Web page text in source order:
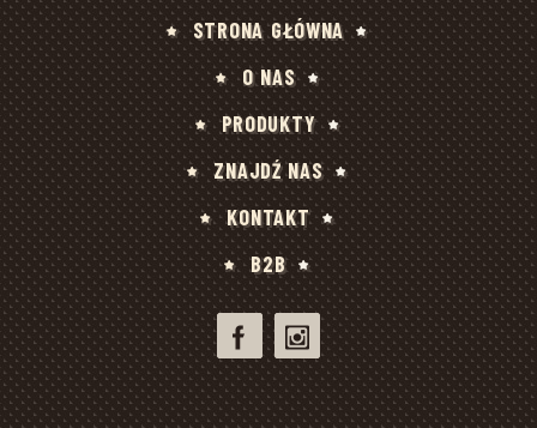
STRONA GŁÓWNA
O NAS
PRODUKTY
ZNAJDŹ NAS
KONTAKT
B2B